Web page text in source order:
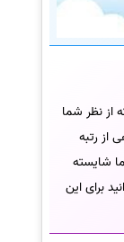
از نظر شما
از رتبه
شایسته
برای این